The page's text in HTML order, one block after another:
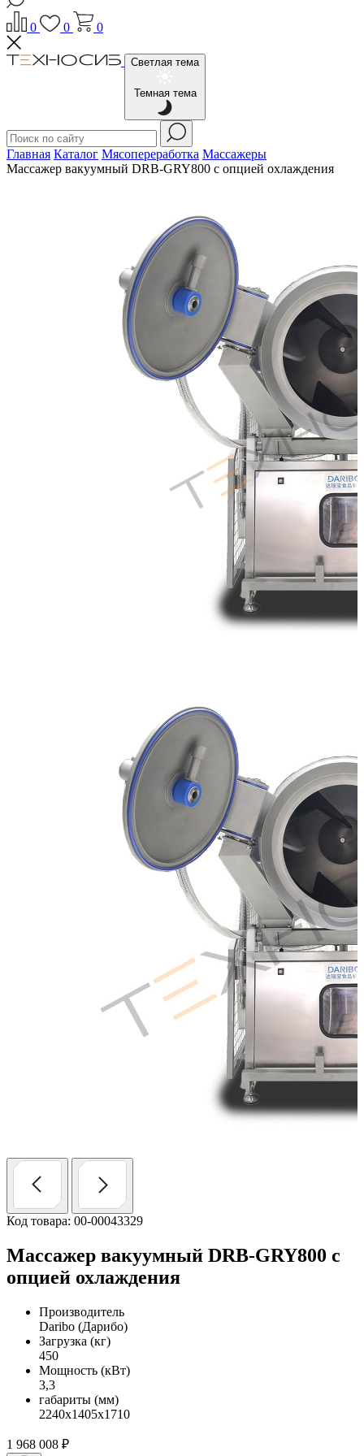
0 0 0
Светлая тема
Темная тема
Главная Каталог Мясопереработка Массажеры
Массажер вакуумный DRB-GRY800 с опцией охлаждения
Код товара: 00-00043329
Массажер вакуумный DRB-GRY800 с
опцией охлаждения
Производитель
Daribo (Дарибо)
Загрузка (кг)
450
Мощность (кВт)
3,3
габариты (мм)
2240х1405х1710
1 968 008 ₽